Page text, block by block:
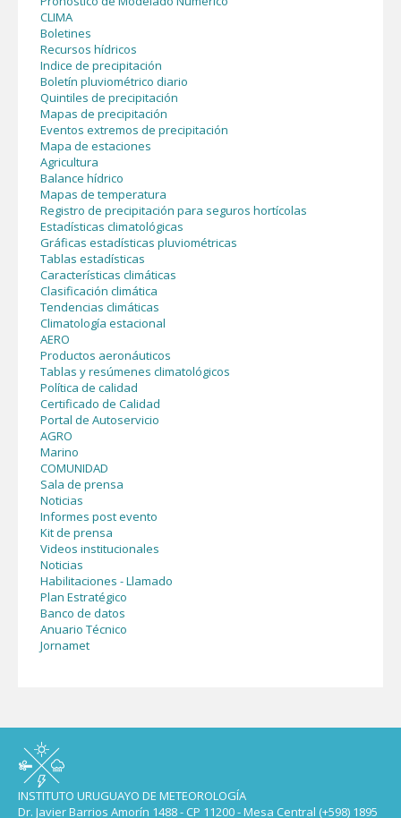
CLIMA
Boletines
Recursos hídricos
Indice de precipitación
Boletín pluviométrico diario
Quintiles de precipitación
Mapas de precipitación
Eventos extremos de precipitación
Mapa de estaciones
Agricultura
Balance hídrico
Mapas de temperatura
Registro de precipitación para seguros hortícolas
Estadísticas climatológicas
Gráficas estadísticas pluviométricas
Tablas estadísticas
Características climáticas
Clasificación climática
Tendencias climáticas
Climatología estacional
AERO
Productos aeronáuticos
Tablas y resúmenes climatológicos
Política de calidad
Certificado de Calidad
Portal de Autoservicio
AGRO
Marino
COMUNIDAD
Sala de prensa
Noticias
Informes post evento
Kit de prensa
Videos institucionales
Noticias
Habilitaciones - Llamado
Plan Estratégico
Banco de datos
Anuario Técnico
Jornamet
INSTITUTO URUGUAYO DE METEOROLOGÍA
Dr. Javier Barrios Amorín 1488 - CP 11200 - Mesa Central (+598) 1895